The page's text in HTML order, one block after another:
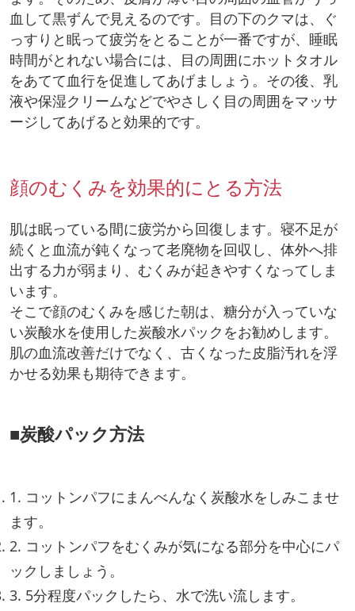
血して黒ずんで見えるのです。目の下のクマは、ぐ
っすりと眠って疲労をとることが一番ですが、睡眠
時間がとれない場合には、目の周囲にホットタオル
をあてて血行を促進してあげましょう。その後、乳
液や保湿クリームなどでやさしく目の周囲をマッサ
ージしてあげると効果的です。
顔のむくみを効果的にとる方法
肌は眠っている間に疲労から回復します。寝不足が
続くと血流が鈍くなって老廃物を回収し、体外へ排
出する力が弱まり、むくみが起きやすくなってしま
います。
そこで顔のむくみを感じた朝は、糖分が入っていな
い炭酸水を使用した炭酸水パックをお勧めします。
肌の血流改善だけでなく、古くなった皮脂汚れを浮
かせる効果も期待できます。
■炭酸パック方法
1. コットンパフにまんべんなく炭酸水をしみこませ
ます。
2. コットンパフをむくみが気になる部分を中心にパ
ックしましょう。
3. 5分程度パックしたら、水で洗い流します。